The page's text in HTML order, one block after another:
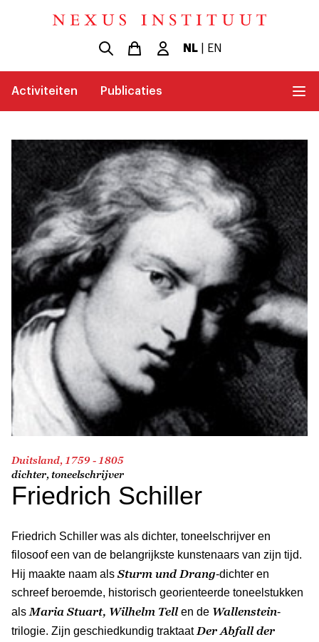
NL| EN
Activiteiten Publicaties
Duitsland, 1759 - 1805
dichter, toneelschrijver
Friedrich Schiller
Friedrich Schiller was als dichter, toneelschrijver en
filosoof een van de belangrijkste kunstenaars van zijn tijd.
Hij maakte naam als Sturm und Drang-dichter en
schreef beroemde, historisch georienteerde toneelstukken
als Maria Stuart, Wilhelm Tellen de Wallenstein-
trilogie. Zijn geschiedkundig traktaat Der Abfall der